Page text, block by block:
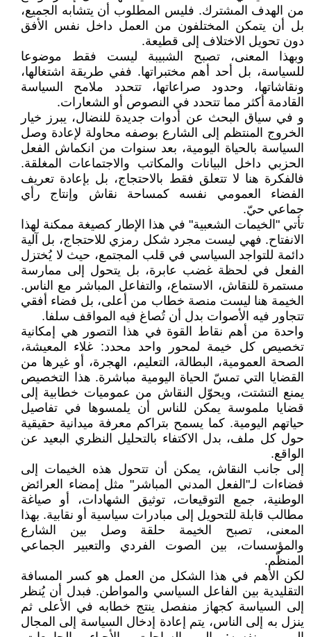
من الهدف المشترك. فليس المطلوب أن يتشابه الجميع،
بل أن يتمكن المختلفون من العمل داخل نفس الأفق
دون تحويل الاختلاف إلى قطيعة.
وبهذا المعنى، تصبح الشبيبة ليست فقط موضوعا
للسياسة، بل أحد أهم مختبراتها. ففي طريقة اشتغالها،
ونقاشاتها، وحدود صراعاتها، تتحدد ملامح السياسة
القادمة أكثر مما تتحدد في النصوص أو الشعارات.
و في سياق البحث عن أدوات جديدة للنضال، يبرز خيار
الخروج المنتظم إلى الشارع بوصفه محاولة لإعادة وصل
السياسة بالحياة اليومية، بعد سنوات من انكماش الفعل
الحزبي داخل البيانات والمكاتب والاجتماعات المغلقة.
فالفكرة هنا لا تتعلق فقط بالاحتجاج، بل بإعادة تعريف
الفضاء العمومي نفسه كمساحة نقاش وإنتاج رأي
جماعي حيّ.
تأتي "الخيمات الشعبية" في هذا الإطار كصيغة ممكنة لهذا
الانفتاح. فهي ليست مجرد شكل رمزي للاحتجاج، بل آلية
دائمة للتواجد السياسي في قلب المجتمع، حيث لا يُختزل
الفعل في لحظة غضب عابرة، بل يتحول إلى ممارسة
مستمرة للنقاش، الاستماع، والتفاعل المباشر مع الناس.
الخيمة هنا ليست منصة خطاب من أعلى، بل فضاء أفقي
تتجاور فيه الأصوات بدل أن تُصاغ فيه المواقف سلفا.
واحدة من أهم نقاط القوة في هذا التصور هي إمكانية
تخصيص كل خيمة لمحور واحد محدد: غلاء المعيشة،
الصحة العمومية، البطالة، التعليم، الهجرة، أو غيرها من
القضايا التي تمسّ الحياة اليومية مباشرة. هذا التخصيص
يمنع التشتت، ويحوّل النقاش من عموميات خطابية إلى
قضايا ملموسة يمكن للناس أن يلمسوها في تفاصيل
حياتهم اليومية. كما يسمح بتراكم معرفة ميدانية حقيقية
حول كل ملف، بدل الاكتفاء بالتحليل النظري البعيد عن
الواقع.
إلى جانب النقاش، يمكن أن تتحول هذه الخيمات إلى
فضاءات لـ"الفعل المدني المباشر" مثل إمضاء العرائض
الوطنية، جمع التوقيعات، توثيق الشهادات، أو صياغة
مطالب قابلة للتحويل إلى مبادرات سياسية أو نقابية. بهذا
المعنى، تصبح الخيمة حلقة وصل بين الشارع
والمؤسسات، بين الصوت الفردي والتعبير الجماعي
المنظّم.
لكن الأهم في هذا الشكل من العمل هو كسر المسافة
التقليدية بين الفاعل السياسي والمواطن. فبدل أن يُنظر
إلى السياسة كجهاز منفصل ينتج خطابه في الأعلى ثم
ينزل به إلى الناس، يتم إعادة إدخال السياسة إلى المجال